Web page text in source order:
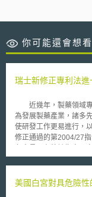
你可能還會想看
瑞士新修正專利法
近幾年，製藥領域專
為發展製藥產業，諸多
使研發工作更易進行，
修正通過的第2004/27
該指令例外規定的適用範圍。 瑞士雖非歐盟會員國，
研發與產業發展之影響
美國白宮對具危險